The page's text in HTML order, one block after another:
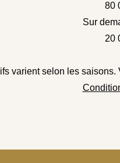
80
Sur
20
varient selon les saisons.